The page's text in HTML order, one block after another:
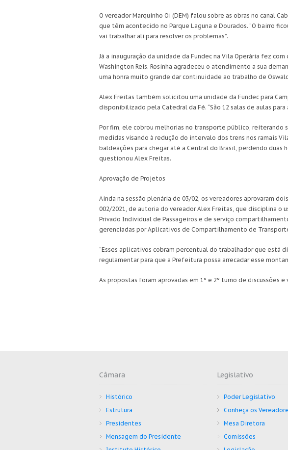
O vereador Marquinho Oi (DEM) falou sobre as obras no canal
que têm acontecido no Parque Laguna e Dourados. “O bairro
vai trabalhar ali para resolver os problemas”.
Já a inauguração da unidade da Fundec na Vila Operária fez
Washington Reis. Rosinha agradeceu o atendimento a sua
uma honra muito grande dar continuidade ao trabalho de
Alex Freitas também solicitou uma unidade da Fundec para
disponibilizado pela Catedral da Fé. “São 12 salas de aulas
Por fim, ele cobrou melhorias no transporte público, reiterando
medidas visando à redução do intervalo dos trens nos ramais
baldeações para chegar até a Central do Brasil, perdendo duas
questionou Alex Freitas.
Aprovação de Projetos
Ainda na sessão plenária de 03/02, os vereadores aprovaram
002/2021, de autoria do vereador Alex Freitas, que disciplina o
Privado Individual de Passageiros e de serviço
gerenciadas por Aplicativos de Compartilhamento de Transporte
“Esses aplicativos cobram percentual do trabalhador que está
regulamentar para que a Prefeitura possa arrecadar esse
As propostas foram aprovadas em 1º e 2º turno de discussões
Câmara
Histórico
Estrutura
Presidentes
Mensagem do Presidente
Legislativo
Poder Legislativo
Conheça os
Mesa Diretora
Comissões